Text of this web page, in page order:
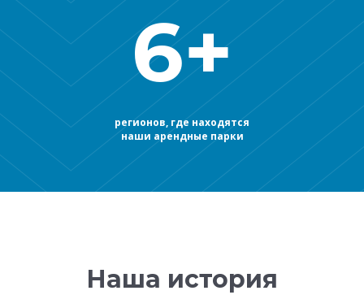
регионов, где находятся
наши арендные парки
6+
Наша история